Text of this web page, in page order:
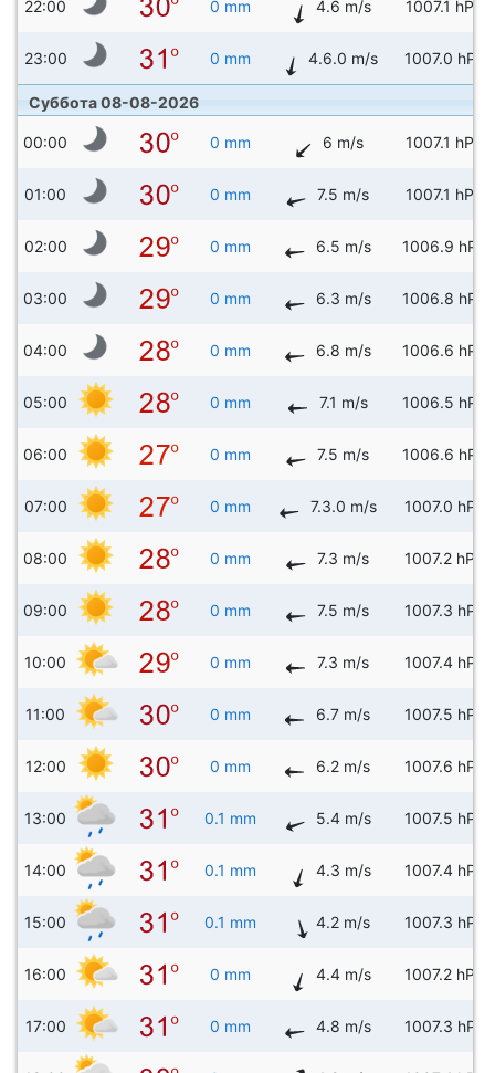
22:00 0 mm 4.6 m/s 1007.1 hPa
23:00 0 mm 4.6.0 m/s 1007.0 hPa
Суббота 08-08-2026
00:00 0 mm 6 m/s 1007.1 hPa
01:00 0 mm 7.5 m/s 1007.1 hPa
02:00 0 mm 6.5 m/s 1006.9 hPa
03:00 0 mm 6.3 m/s 1006.8 hPa
04:00 0 mm 6.8 m/s 1006.6 hPa
05:00 0 mm 7.1 m/s 1006.5 hPa
06:00 0 mm 7.5 m/s 1006.6 hPa
07:00 0 mm 7.3.0 m/s 1007.0 hPa
08:00 0 mm 7.3 m/s 1007.2 hPa
09:00 0 mm 7.5 m/s 1007.3 hPa
10:00 0 mm 7.3 m/s 1007.4 hPa
11:00 0 mm 6.7 m/s 1007.5 hPa
12:00 0 mm 6.2 m/s 1007.6 hPa
13:00 0.1 mm 5.4 m/s 1007.5 hPa
14:00 0.1 mm 4.3 m/s 1007.4 hPa
15:00 0.1 mm 4.2 m/s 1007.3 hPa
16:00 0 mm 4.4 m/s 1007.2 hPa
17:00 0 mm 4.8 m/s 1007.3 hPa